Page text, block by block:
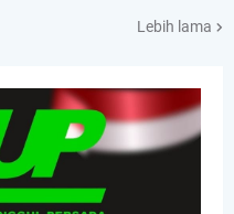
Lebih lama